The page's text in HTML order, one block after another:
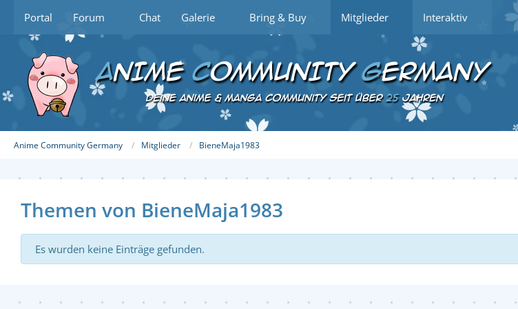
Portal Forum Chat Galerie Bring & Buy Mitglieder Interaktiv
Anime Community Germany Mitglieder BieneMaja1983
Themen von BieneMaja1983
Es wurden keine Einträge gefunden.